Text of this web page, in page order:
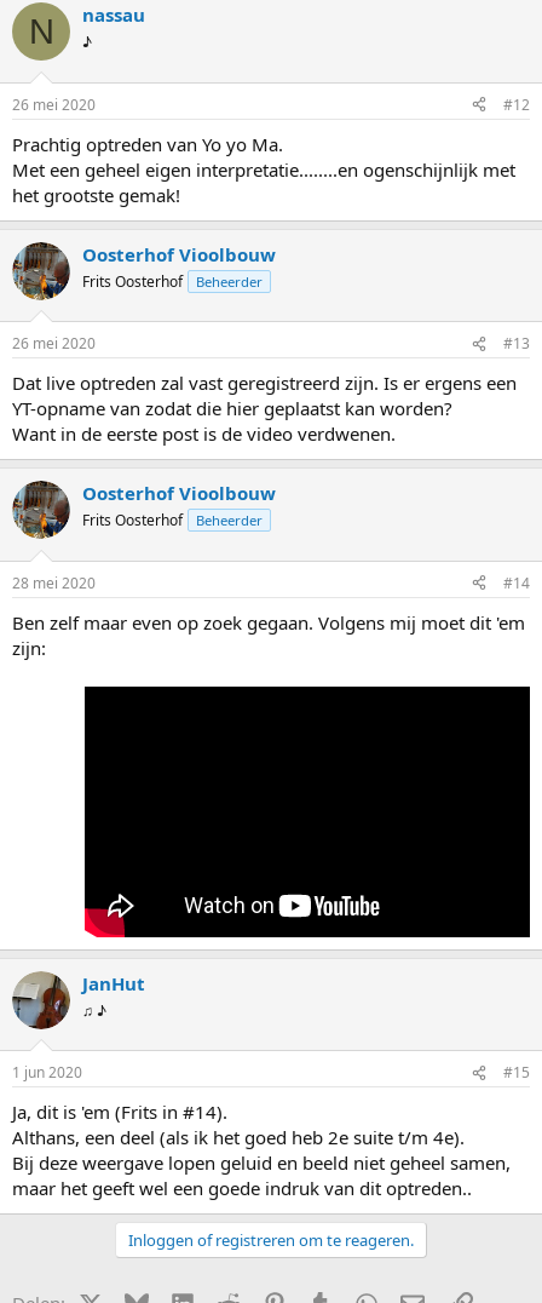
N nassau
♪
26 mei 2020 #12
Prachtig optreden van Yo yo Ma.
Met een geheel eigen interpretatie........en ogenschijnlijk met
het grootste gemak!
Oosterhof Vioolbouw
Frits Oosterhof Beheerder
26 mei 2020 #13
Dat live optreden zal vast geregistreerd zijn. Is er ergens een
YT-opname van zodat die hier geplaatst kan worden?
Want in de eerste post is de video verdwenen.
Oosterhof Vioolbouw
Frits Oosterhof Beheerder
28 mei 2020 #14
Ben zelf maar even op zoek gegaan. Volgens mij moet dit 'em
zijn:
JanHut
♫ ♪
1 jun 2020 #15
Ja, dit is 'em (Frits in #14).
Althans, een deel (als ik het goed heb 2e suite t/m 4e).
Bij deze weergave lopen geluid en beeld niet geheel samen,
maar het geeft wel een goede indruk van dit optreden..
Inloggen of registreren om te reageren.